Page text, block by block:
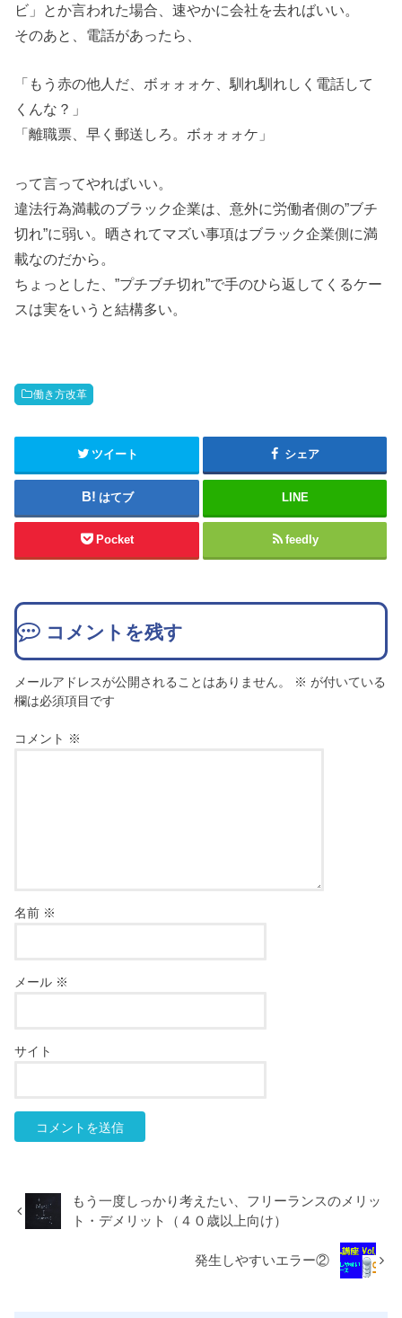
ビ」とか言われた場合、速やかに会社を去ればいい。
そのあと、電話があったら、
「もう赤の他人だ、ボォォォケ、馴れ馴れしく電話して
くんな？」
「離職票、早く郵送しろ。ボォォォケ」
って言ってやればいい。
違法行為満載のブラック企業は、意外に労働者側の”ブチ
切れ”に弱い。晒されてマズい事項はブラック企業側に満
載なのだから。
ちょっとした、”プチブチ切れ”で手のひら返してくるケー
スは実をいうと結構多い。
働き方改革
ツイート シェア
はてブ LINE
Pocket feedly
コメントを残す
メールアドレスが公開されることはありません。 ※ が付いている
欄は必須項目です
コメント ※
名前 ※
メール ※
サイト
もう一度しっかり考えたい、フリーランスのメリッ
ト・デメリット（４０歳以上向け）
発生しやすいエラー②